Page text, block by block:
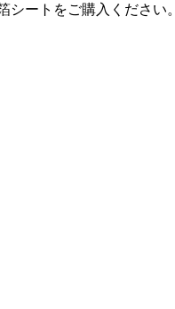
ートをご購入ください。